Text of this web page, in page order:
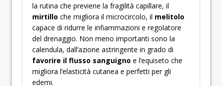
la rutina che previene la fragilità capillare, il
mirtillo che migliora il microcircolo, il melitolo
capace di ridurre le infiammazioni e regolatore
del drenaggio. Non meno importanti sono la
calendula, dall’azione astringente in grado di
favorire il flusso sanguigno e l’equiseto che
migliora l’elasticità cutanea e perfetti per gli
edemi.